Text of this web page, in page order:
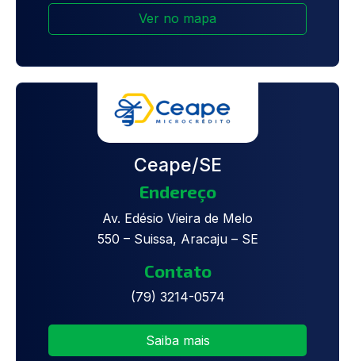
Ver no mapa
Ceape/SE
Endereço
Av. Edésio Vieira de Melo
550 – Suissa, Aracaju – SE
Contato
(79) 3214-0574
Saiba mais